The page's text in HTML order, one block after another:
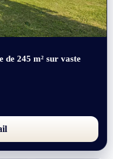
245 m² sur vaste